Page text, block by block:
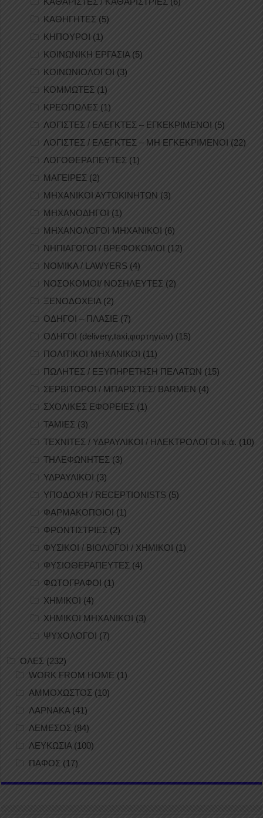
ΚΑΘΗΓΗΤΕΣ (5)
ΚΗΠΟΥΡΟΙ (1)
ΚΟΙΝΩΝΙΚΗ ΕΡΓΑΣΙΑ(5)
ΚΟΙΝΩΝΙΟΛΟΓΟΙ (3)
ΚΟΜΜΩΤΕΣ (1)
ΚΡΕΟΠΩΛΕΣ (1)
ΛΟΓΙΣΤΕΣ / ΕΛΕΓΚΤΕΣ – ΕΓΚΕΚΡΙΜΕΝΟΙ (5)
ΛΟΓΙΣΤΕΣ / ΕΛΕΓΚΤΕΣ – ΜΗ ΕΓΚΕΚΡΙΜΕΝΟΙ (22)
ΛΟΓΟΘΕΡΑΠΕΥΤΕΣ (1)
ΜΑΓΕΙΡΕΣ (2)
ΜΗΧΑΝΙΚΟΙ ΑΥΤΟΚΙΝΗΤΩΝ (3)
ΜΗΧΑΝΟΔΗΓΟΙ (1)
ΜΗΧΑΝΟΛΟΓΟΙ ΜΗΧΑΝΙΚΟΙ (6)
ΝΗΠΙΑΓΩΓΟΙ / ΒΡΕΦΟΚΟΜΟΙ (12)
ΝΟΜΙΚΑ / LAWYERS (4)
ΝΟΣΟΚΟΜΟΙ/ ΝΟΣΗΛΕΥΤΕΣ (2)
ΞΕΝΟΔΟΧΕΙΑ(2)
ΟΔΗΓΟΙ – ΠΛΑΣΙΕ (7)
ΟΔΗΓΟΙ (delivery,taxi,φορτηγών) (15)
ΠΟΛΙΤΙΚΟΙ ΜΗΧΑΝΙΚΟΙ (11)
ΠΩΛΗΤΕΣ / ΕΞΥΠΗΡΕΤΗΣΗ ΠΕΛΑΤΩΝ (15)
ΣΕΡΒΙΤΟΡΟΙ / ΜΠΑΡΙΣΤΕΣ/ BARMEN (4)
ΣΧΟΛΙΚΕΣ ΕΦΟΡΕΙΕΣ (1)
ΤΑΜΙΕΣ (3)
ΤΕΧΝΙΤΕΣ / ΥΔΡΑΥΛΙΚΟΙ / ΗΛΕΚΤΡΟΛΟΓΟΙ κ.ά. (10)
ΤΗΛΕΦΩΝΗΤΕΣ (3)
ΥΔΡΑΥΛΙΚΟΙ (3)
ΥΠΟΔΟΧΗ / RECEPTIONISTS (5)
ΦΑΡΜΑΚΟΠΟΙΟΙ (1)
ΦΡΟΝΤΙΣΤΡΙΕΣ (2)
ΦΥΣΙΚΟΙ / ΒΙΟΛΟΓΟΙ / ΧΗΜΙΚΟΙ (1)
ΦΥΣΙΟΘΕΡΑΠΕΥΤΕΣ (4)
ΦΩΤΟΓΡΑΦΟΙ (1)
ΧΗΜΙΚΟΙ (4)
ΧΗΜΙΚΟΙ ΜΗΧΑΝΙΚΟΙ (3)
ΨΥΧΟΛΟΓΟΙ (7)
ΟΛΕΣ (232)
WORK FROM HOME (1)
ΑΜΜΟΧΩΣΤΟΣ (10)
ΛΑΡΝΑΚΑ(41)
ΛΕΜΕΣΟΣ (84)
ΛΕΥΚΩΣΙΑ (100)
ΠΑΦΟΣ (17)